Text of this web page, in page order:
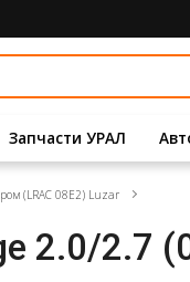
Запчасти УРАЛ
(LRAC 08E2) Luzar
2.0/